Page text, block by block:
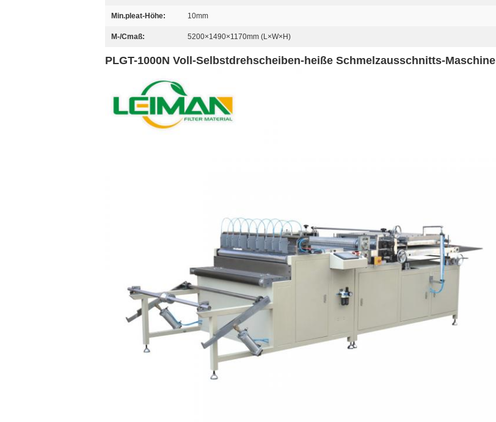
Min.pleat-Höhe: 10mm
M-/Cmaß: 5200×1490×1170mm (L×W×H)
PLGT-1000N Voll-Selbstdrehscheiben-heiße Schmelzausschnitts-Maschine